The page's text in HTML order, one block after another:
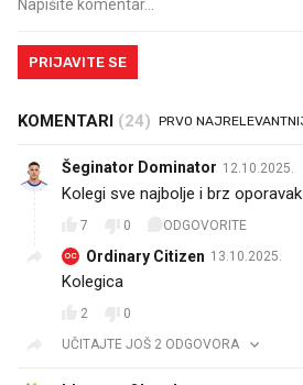
PRIJAVITE SE
KOMENTARI (24)
Šeginator Dominator 12.10.2025.
Kolegi sve najbolje i brz oporavak
7 0 ODGOVORITE
OC Ordinary Citizen 13.10.2025.
Kolegica 🐴
2
0
UČITAJTE JOŠ 2 ODGOVORA